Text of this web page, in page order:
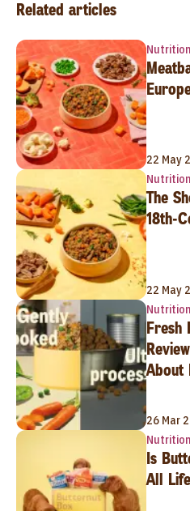
Related articles
Nutrition
22 May
Nutrition
The
18th-
22 May
Nutrition
Fresh
About
26 Mar
Nutrition
Is
All